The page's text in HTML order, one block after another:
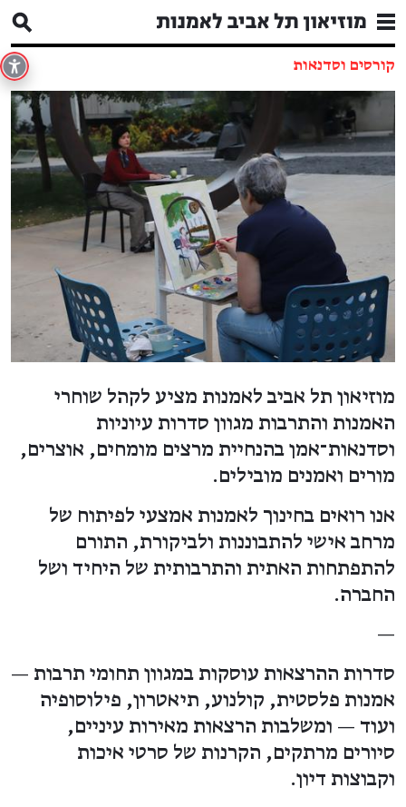
קורסים וסדנאות
מוזיאון תל אביב לאמנות מציע לקהל שוחרי
האמנות והתרבות מגוון סדרות עיוניות
וסדנאות־אמן בהנחיית מרצים מומחים, אוצרים,
מורים ואמנים מובילים.
אנו רואים בחינוך לאמנות אמצעי לפיתוח של
מרחב אישי להתבוננות ולביקורת, התורם
להתפתחות האתית והתרבותית של היחיד ושל
החברה.
—
סדרות ההרצאות עוסקות במגוון תחומי תרבות —
אמנות פלסטית, קולנוע, תיאטרון, פילוסופיה
ועוד — ומשלבות הרצאות מאירות עיניים,
סיורים מרתקים, הקרנות של סרטי איכות
וקבוצות דיון.